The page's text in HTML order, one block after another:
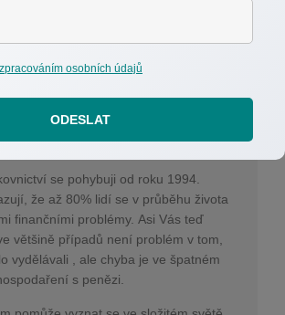
Vilikus
se pohybuji od roku 1994.
že až 80% lidí se v průběhu života
finančními problémy. Asi Vás teď
většině případů není problém v tom,
vydělávali , ale chyba je ve špatném
s penězi.
zpracováním osobních údajů
ODESLAT